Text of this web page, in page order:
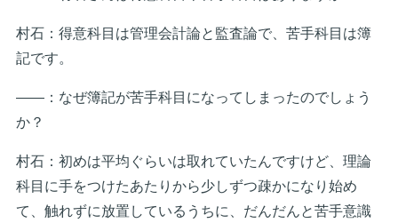
村石：得意科目は管理会計論と監査論で、苦手科目は簿
記です。
――：なぜ簿記が苦手科目になってしまったのでしょう
か？
村石：初めは平均ぐらいは取れていたんですけど、理論
科目に手をつけたあたりから少しずつ疎かになり始め
て、触れずに放置しているうちに、だんだんと苦手意識